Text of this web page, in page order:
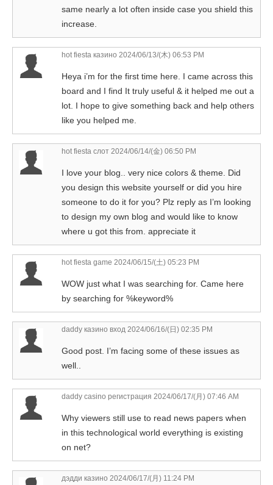
same nearly a lot often inside case you shield this
increase.
hot fiesta казино 2024/06/13/(木) 06:53 PM
Heya i’m for the first time here. I came across this
board and I find It truly useful & it helped me out a
lot. I hope to give something back and help others
like you helped me.
hot fiesta слот 2024/06/14/(金) 06:50 PM
I love your blog.. very nice colors & theme. Did
you design this website yourself or did you hire
someone to do it for you? Plz reply as I’m looking
to design my own blog and would like to know
where u got this from. appreciate it
hot fiesta game 2024/06/15/(土) 05:23 PM
WOW just what I was searching for. Came here
by searching for %keyword%
daddy казино вход 2024/06/16/(日) 02:35 PM
Good post. I’m facing some of these issues as
well..
daddy casino регистрация 2024/06/17/(月) 07:46 AM
Why viewers still use to read news papers when
in this technological world everything is existing
on net?
дэдди казино 2024/06/17/(月) 11:24 PM